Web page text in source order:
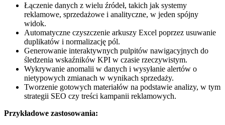
Łączenie danych z wielu źródeł, takich jak systemy
reklamowe, sprzedażowe i analityczne, w jeden spójny
widok.
Automatyczne czyszczenie arkuszy Excel poprzez usuwanie
duplikatów i normalizację pól.
Generowanie interaktywnych pulpitów nawigacyjnych do
śledzenia wskaźników KPI w czasie rzeczywistym.
Wykrywanie anomalii w danych i wysyłanie alertów o
nietypowych zmianach w wynikach sprzedaży.
Tworzenie gotowych materiałów na podstawie analizy, w tym
strategii SEO czy treści kampanii reklamowych.
Przykładowe zastosowania: